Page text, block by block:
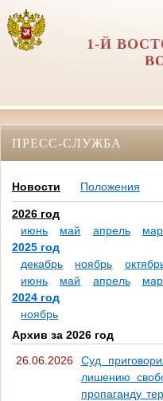
1-Й
ПРЕСС-СЛУЖБА
Новости Положения
2026 год
июнь
май апрель
2025 год
декабрь
ноябрь
июнь
май апрель
2024 год
ноябрь
Архив за 2026 год
26.06.2026
Суд
лишению
пропаганду